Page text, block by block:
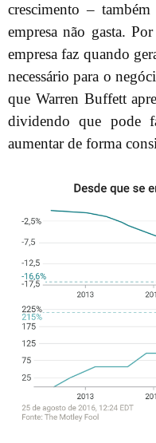
crescimento –
empresa não gasta.
empresa faz quando
necessário para o
que Warren Buffett
dividendo que pode
aumentar de forma